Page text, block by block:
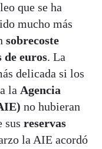
que se ha
mucho más
sobrecoste
de euros. La
delicada si los
la Agencia
no hubieran
sus reservas
la AIE acordó